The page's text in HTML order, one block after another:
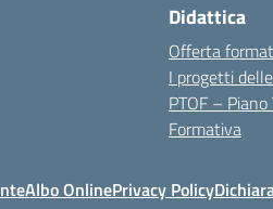
Didattica
Offerta
I progetti
PTOF –
Formativa
Albo OnlinePrivacy Policy